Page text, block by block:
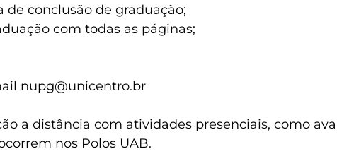
conclusão de graduação;
com todas as páginas;
nupg@unicentro.br
a distância com atividades presenciais, como
nos Polos UAB.